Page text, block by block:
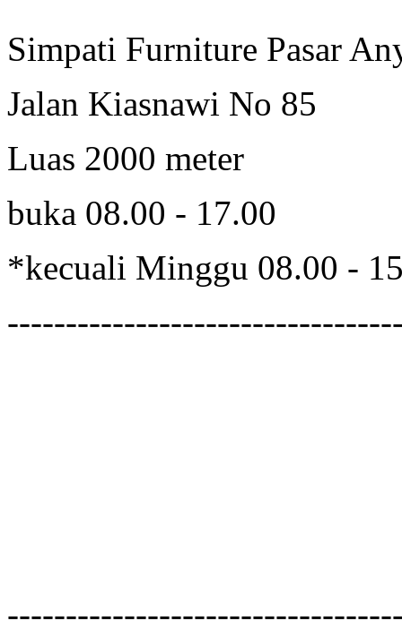
Simpati Furniture Pasar
Jalan Kiasnawi No 85
Luas 2000 meter
buka 08.00 - 17.00
*kecuali Minggu 08.00 -